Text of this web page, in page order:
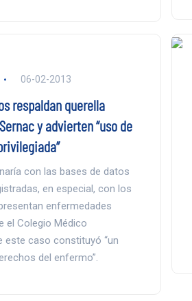
06-02-2013
respaldan querella
y advierten “uso de
con las bases de datos
en especial, con los
enfermedades
el Colegio Médico
este caso constituyó “un
del enfermo”.